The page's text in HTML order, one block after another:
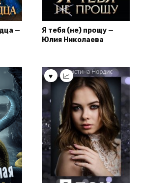
—
Я тебя (не) прощу —
Юлия Николаева